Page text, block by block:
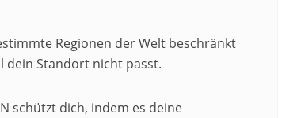
Regionen der Welt beschränkt
dein Standort nicht passt.
schützt dich, indem es deine